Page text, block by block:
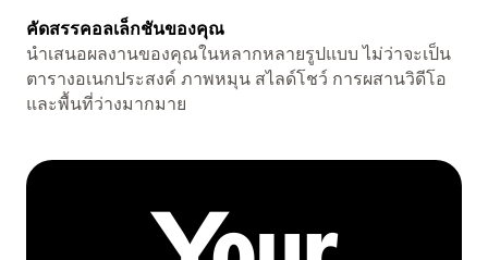
คัดสรรคอลเล็กชันของคุณ
นำเสนอผลงานของคุณในหลากหลายรูปแบบ ไม่ว่าจะเป็น
ตารางอเนกประสงค์ ภาพหมุน สไลด์โชว์ การผสานวิดีโอ
และพื้นที่ว่างมากมาย